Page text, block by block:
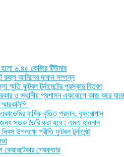
৬.৪৫ কেজির টিউমার
রুহুল আমিনের দাফন সম্পন্ন
স্মৃতি ফুটবল টুর্নামেন্টের পুরস্কার বিতরণ
ও স্থানীয় প্রশাসন একযোগে কাজ করে
বার্ষিক বৃত্তি প্রদান, বৃক্ষরোপান
সড়ক তৈরি করা হবে : এমএ হান্নান
উপলক্ষে প্রীতি ফুটবল টুর্নামেন্ট
কেয়ারটেকার গ্রেফতার